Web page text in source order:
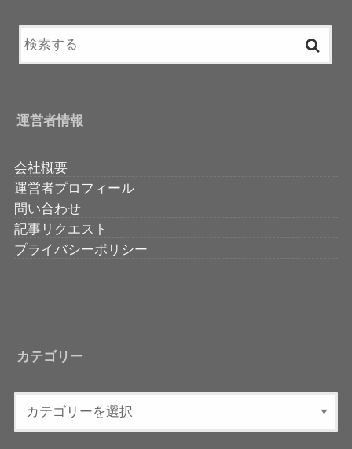
運営者情報
会社概要
運営者プロフィール
問い合わせ
記事リクエスト
プライバシーポリシー
カテゴリー